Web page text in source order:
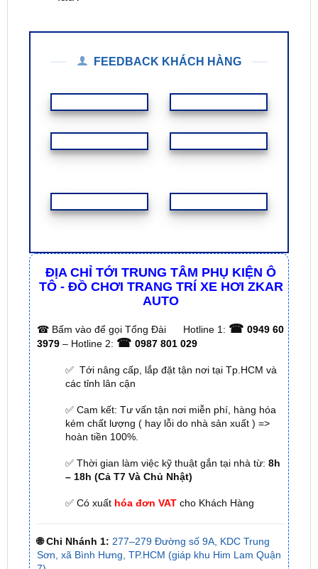
FEEDBACK KHÁCH HÀNG
ĐỊA CHỈ TỚI TRUNG TÂM PHỤ KIỆN Ô
TÔ - ĐỒ CHƠI TRANG TRÍ XE HƠI ZKAR
AUTO
☎Bấm vào để gọi Tổng Đài Hotline 1: ☎ 0949 60
3979 – Hotline 2: ☎ 0987 801 029
✅ Tới nâng cấp, lắp đặt tận nơi tại Tp.HCM và
các tỉnh lân cận
✅ Cam kết: Tư vấn tận nơi miễn phí, hàng hóa
kém chất lượng ( hay lỗi do nhà sản xuất ) =>
hoàn tiền 100%.
✅ Thời gian làm việc kỹ thuật gắn tại nhà từ: 8h
– 18h (Cả T7 Và Chủ Nhật)
✅ Có xuất hóa đơn VATcho Khách Hàng
🌐 Chi Nhánh 1: 277–279 Đường số 9A, KDC Trung
Sơn, xã Bình Hưng, TP.HCM (giáp khu Him Lam Quận